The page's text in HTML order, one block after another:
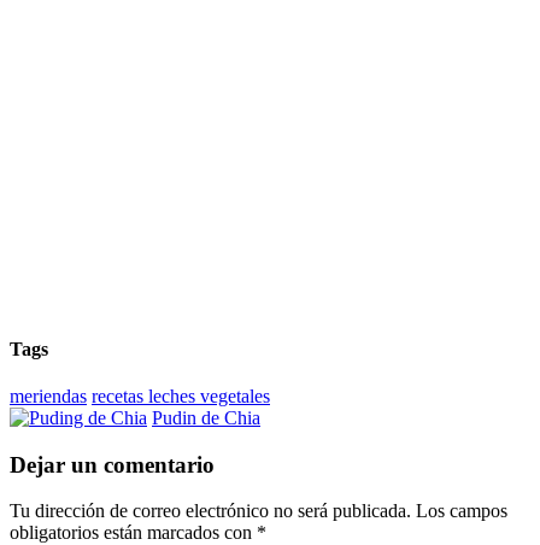
Tags
meriendas recetas leches vegetales
Pudin de Chia
Dejar un comentario
Tu dirección de correo electrónico no será publicada. Los campos
obligatorios están marcados con *